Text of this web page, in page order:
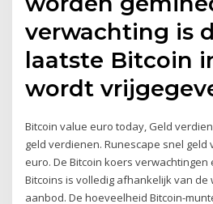
verwachting is
laatste Bitcoin
wordt
Bitcoin value euro today, Geld
geld verdienen. Runescape snel geld
euro. De Bitcoin koers
Bitcoins is volledig afhankelijk van de
aanbod. De hoeveelheid Bitcoin-